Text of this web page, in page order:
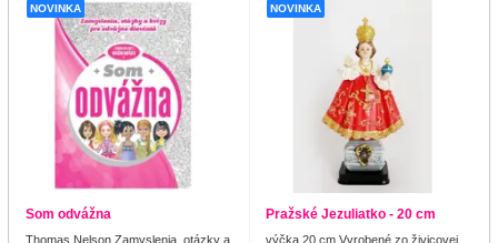
NOVINKA
Som odvážna
Thomas Nelson Zamyslenia, otázky a
NOVINKA
Pražské Jezuliatko - 20 cm
výčka 20 cm Vyrobené zo živicovej